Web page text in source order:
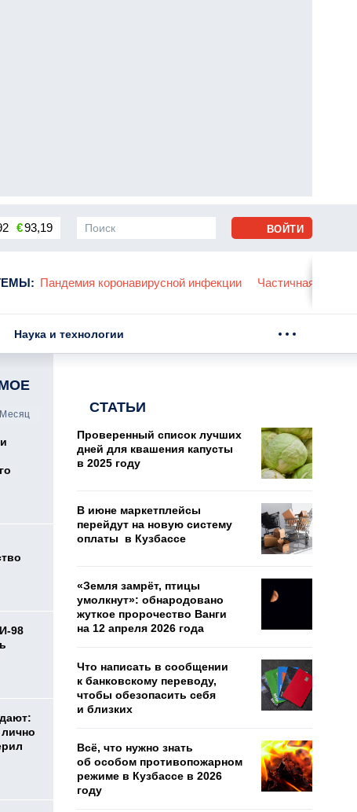
€93,19
: Пандемия коронавирусной инфекции Частичная
ВОЙТИ
Наука и технологии
Месяц
98
лично
СТАТЬИ
Проверенный список лучших
дней для квашения капусты
в 2025 году
В июне маркетплейсы
перейдут на новую систему
оплаты в Кузбассе
«Земля замрёт, птицы
умолкнут»: обнародовано
жуткое пророчество Ванги
на 12 апреля 2026 года
Что написать в сообщении
к банковскому переводу,
чтобы обезопасить себя
и близких
Всё, что нужно знать
об особом противопожарном
режиме в Кузбассе в 2026
году